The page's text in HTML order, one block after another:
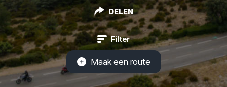
DELEN
Filter
Maak een route